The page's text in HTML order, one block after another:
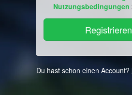
Nutzungsbedingungen
Du hast schon einen Account?